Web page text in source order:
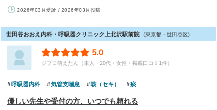
2026年03月受診 / 2026年03月投稿
世田谷おおえ内科・呼吸器クリニック上北沢駅前院 (東京都・世田谷区)
5.0
ジブロ萌えたん（本人・20代・女性・掲載口コミ1件）
呼吸器内科 気管支喘息 咳（セキ） 痰
優しい先生や受付の方、いつでも頼れる